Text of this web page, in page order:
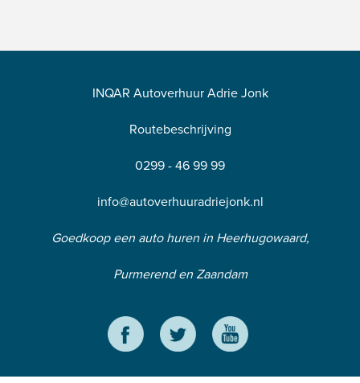
INQAR Autoverhuur Adrie Jonk
Routebeschrijving
0299 - 46 99 99
info@autoverhuuradriejonk.nl
Goedkoop een auto huren in Heerhugowaard,
Purmerend en Zaandam